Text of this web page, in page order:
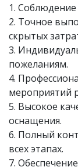
1. Соблюдение
2. Точное
скрытых
3.
пожеланиям.
4.
мероприятий
5. Высокое
оснащения.
6. Полный
всех этапах.
7.